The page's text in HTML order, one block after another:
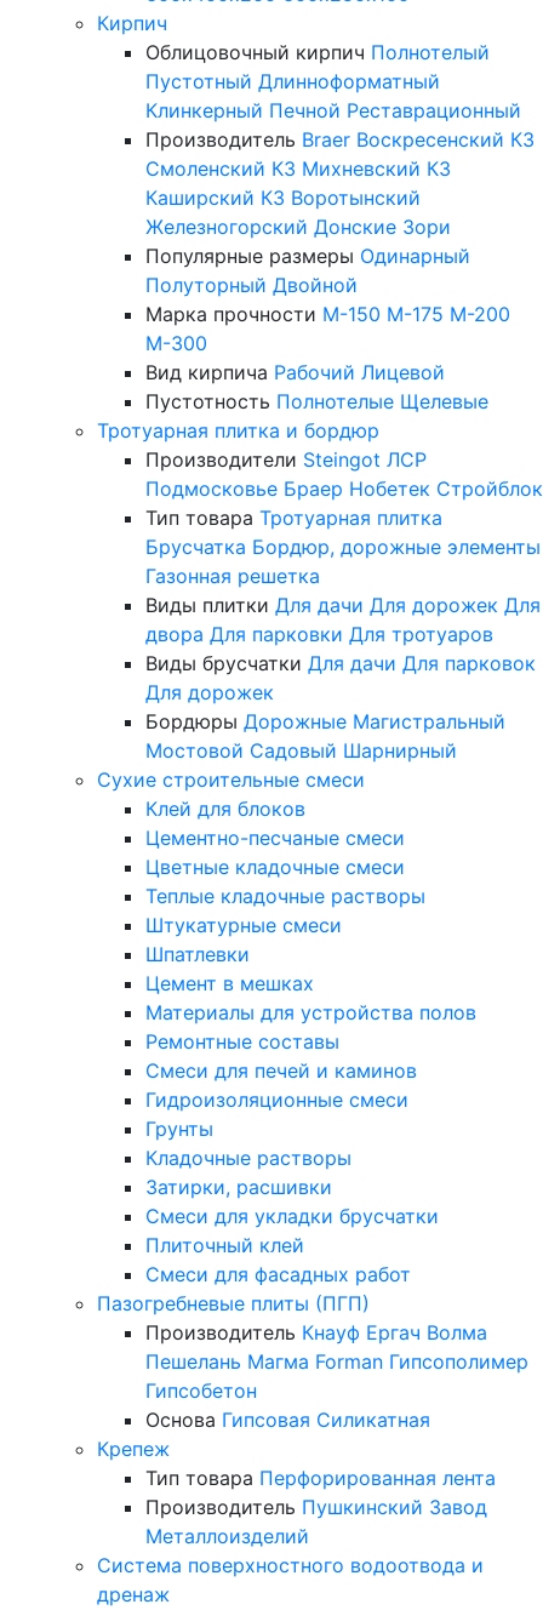
Кирпич
Облицовочный кирпич Полнотелый
Пустотный Длинноформатный
Клинкерный Печной Реставрационный
Производитель Braer Воскресенский КЗ
Смоленский КЗ Михневский КЗ
Каширский КЗ Воротынский
Железногорский Донские Зори
Популярные размеры Одинарный
Полуторный Двойной
Марка прочности М-150 М-175 М-200
М-300
Вид кирпича Рабочий Лицевой
Пустотность Полнотелые Щелевые
Тротуарная плитка и бордюр
Производители Steingot ЛСР
Подмосковье Браер Нобетек Стройблок
Тип товара Тротуарная плитка
Брусчатка Бордюр, дорожные элементы
Газонная решетка
Виды плитки Для дачи Для дорожек Для
двора Для парковки Для тротуаров
Виды брусчатки Для дачи Для парковок
Для дорожек
Бордюры Дорожные Магистральный
Мостовой Садовый Шарнирный
Сухие строительные смеси
Клей для блоков
Цементно-песчаные смеси
Цветные кладочные смеси
Теплые кладочные растворы
Штукатурные смеси
Шпатлевки
Цемент в мешках
Материалы для устройства полов
Ремонтные составы
Смеси для печей и каминов
Гидроизоляционные смеси
Грунты
Кладочные растворы
Затирки, расшивки
Смеси для укладки брусчатки
Плиточный клей
Смеси для фасадных работ
Пазогребневые плиты (ПГП)
Производитель Кнауф Ергач Волма
Пешелань Магма Forman Гипсополимер
Гипсобетон
Основа Гипсовая Силикатная
Крепеж
Тип товара Перфорированная лента
Производитель Пушкинский Завод
Металлоизделий
Система поверхностного водоотвода и
дренаж